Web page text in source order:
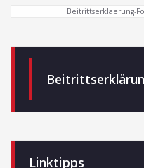
Beitrittserklaerung-
Linktipps